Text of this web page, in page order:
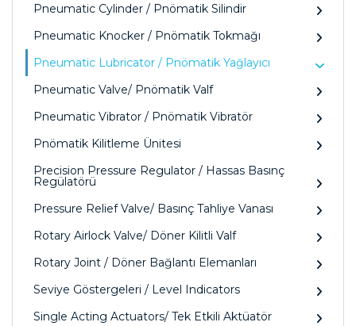
Pneumatic Cylinder / Pnömatik Silindir
Pneumatic Knocker / Pnömatik Tokmağı
Pneumatic Lubricator / Pnömatik Yağlayıcı
Pneumatic Valve/ Pnömatik Valf
Pneumatic Vibrator / Pnömatik Vibratör
Pnömatik Kilitleme Ünitesi
Precision Pressure Regulator / Hassas Basınç
Regülatörü
Pressure Relief Valve/ Basınç Tahliye Vanası
Rotary Airlock Valve/ Döner Kilitli Valf
Rotary Joint / Döner Bağlantı Elemanları
Seviye Göstergeleri / Level Indicators
Single Acting Actuators/ Tek Etkili Aktüatör